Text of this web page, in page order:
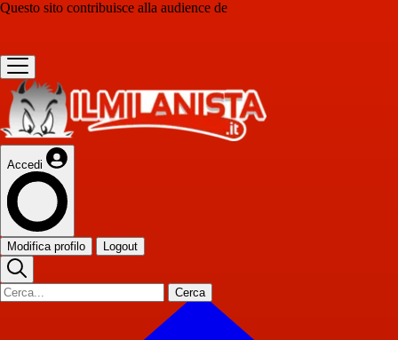
Questo sito contribuisce alla audience de
Accedi
Modifica profilo Logout
Cerca